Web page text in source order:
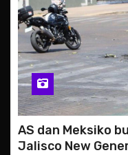
AS dan Meksiko
Jalisco New